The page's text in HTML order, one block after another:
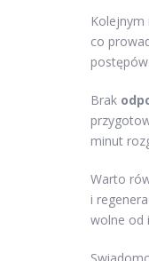
co
Brak
minut
Warto
i
wolne od